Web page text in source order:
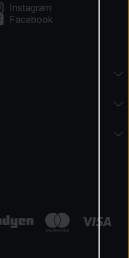
Instagram
Facebook